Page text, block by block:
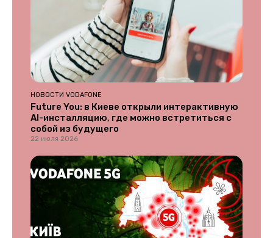
НОВОСТИ VODAFONE
Future You: в Киеве открыли интерактивную
AI-инсталляцию, где можно встретиться с
собой из будущего
22 июля 2026